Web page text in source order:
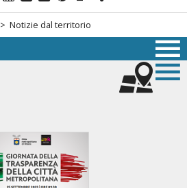
> Notizie dal territorio